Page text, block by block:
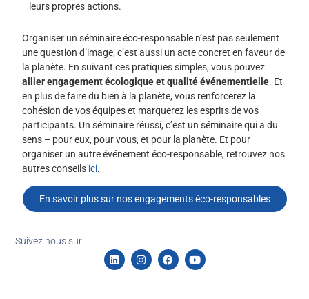
leurs propres actions.
Organiser un séminaire éco-responsable n’est pas seulement
une question d’image, c’est aussi un acte concret en faveur de
la planète. En suivant ces pratiques simples, vous pouvez
allier engagement écologique et qualité événementielle. Et
en plus de faire du bien à la planète, vous renforcerez la
cohésion de vos équipes et marquerez les esprits de vos
participants. Un séminaire réussi, c’est un séminaire qui a du
sens – pour eux, pour vous, et pour la planète. Et pour
organiser un autre événement éco-responsable, retrouvez nos
autres conseils ici.
En savoir plus sur nos engagements éco-responsables
Suivez nous sur